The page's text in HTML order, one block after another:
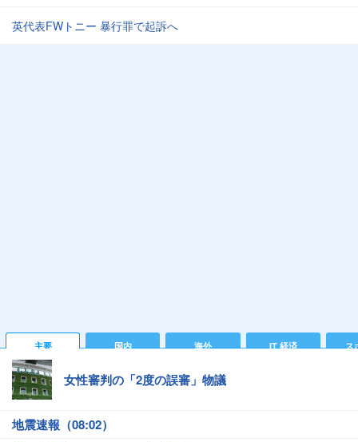
英代表FWトニー 暴行罪で起訴へ
主要 国内 海外 IT 経済 ス
女性審判の「2度の誤審」物議
地震速報（08:02）